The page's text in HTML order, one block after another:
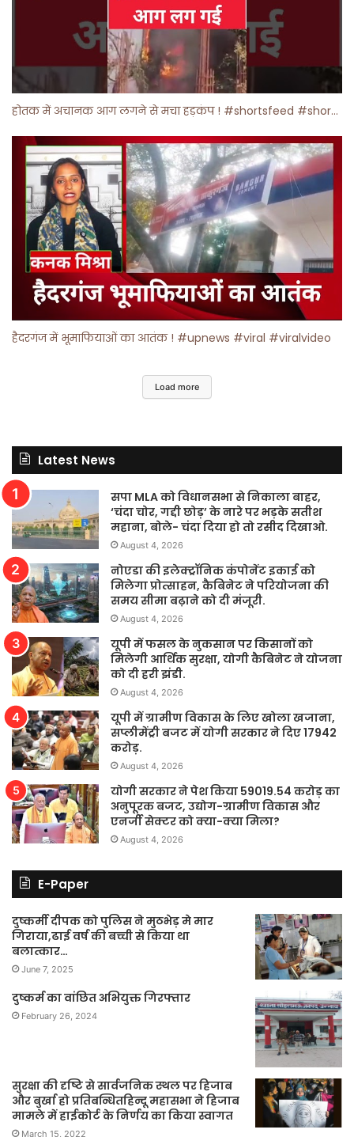
होतक में अचानक आग लगने से मचा हड़कंप ! #shortsfeed #shorts #viralshorts
हैदरगंज में भूमाफियाओं का आतंक ! #upnews #viral #viralvideo
Load more
Latest News
सपा MLA को विधानसभा से निकाला बाहर,
‘चंदा चोर, गद्दी छोड़’ के नारे पर भड़के सतीश
महाना, बोले- चंदा दिया हो तो रसीद दिखाओ.
August 4, 2026
नोएडा की इलेक्ट्रॉनिक कंपोनेंट इकाई को
मिलेगा प्रोत्साहन, कैबिनेट ने परियोजना की
समय सीमा बढ़ाने को दी मंजूरी.
August 4, 2026
यूपी में फसल के नुकसान पर किसानों को
मिलेगी आर्थिक सुरक्षा, योगी कैबिनेट ने योजना
को दी हरी झंडी.
August 4, 2026
यूपी में ग्रामीण विकास के लिए खोला खजाना,
सप्लीमेंट्री बजट में योगी सरकार ने दिए 17942
करोड़.
August 4, 2026
योगी सरकार ने पेश किया 59019.54 करोड़ का
अनुपूरक बजट, उद्योग-ग्रामीण विकास और
एनर्जी सेक्टर को क्या-क्या मिला?
August 4, 2026
E-Paper
दुष्कर्मी दीपक को पुलिस ने मुठभेड़ मे मार
गिराया,ढाई वर्ष की बच्ची से किया था
बलात्कार…
June 7, 2025
दुष्कर्म का वांछित अभियुक्त गिरफ्तार
February 26, 2024
सुरक्षा की दृष्टि से सार्वजनिक स्थल पर हिजाब
और बुर्खा हो प्रतिबन्धितहिन्दू महासभा ने हिजाब
मामले में हाईकोर्ट के निर्णय का किया स्वागत
March 15, 2022